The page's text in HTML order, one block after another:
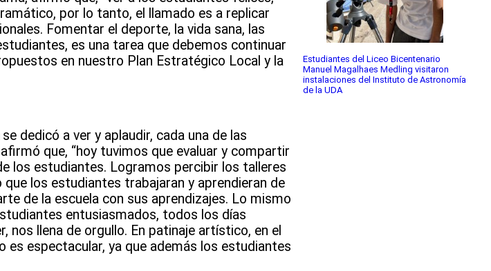
por lo tanto, el llamado es a replicar
Fomentar el deporte, la vida sana, las
es una tarea que debemos continuar
en nuestro Plan Estratégico Local y la
dedicó a ver y aplaudir, cada una de las
que, “hoy tuvimos que evaluar y compartir
los estudiantes. Logramos percibir los talleres
los estudiantes trabajaran y aprendieran de
de la escuela con sus aprendizajes. Lo mismo
entusiasmados, todos los días
nos llena de orgullo. En patinaje artístico, en el
espectacular, ya que además los estudiantes
Estudiantes del Liceo Bicentenario
Manuel Magalhaes Medling visitaron
instalaciones del Instituto de Astronomía
de la UDA